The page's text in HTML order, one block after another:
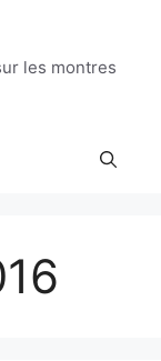
les montres